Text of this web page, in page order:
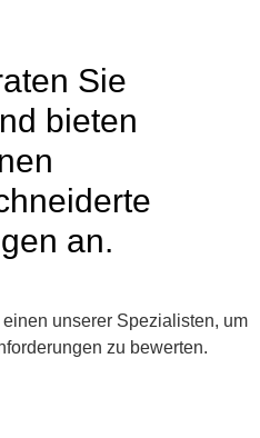
Sie
bieten
an.
unserer Spezialisten, um
zu bewerten.